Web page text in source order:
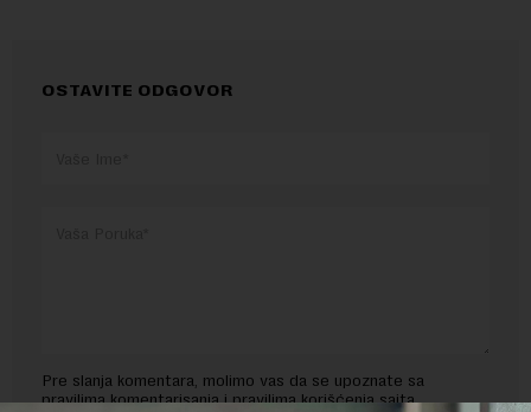
OSTAVITE ODGOVOR
Pre slanja komentara, molimo vas da se upoznate sa
pravilima komentarisanja i pravilima korišćenja sajta.